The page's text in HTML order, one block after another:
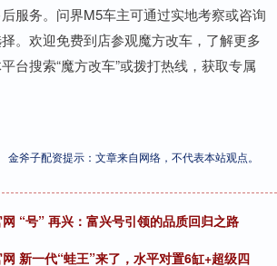
服务。问界M5车主可通过实地考察或咨询
。欢迎免费到店参观魔方改车，了解更多
台搜索“魔方改车”或拨打热线，获取专属
金斧子配资提示：文章来自网络，不代表本站观点。
“号” 再兴：富兴号引领的品质回归之路
新一代“蛙王”来了，水平对置6缸+超级四